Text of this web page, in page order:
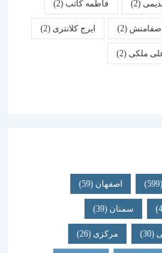
فاطمه کاتب(2)
(2) ایرج کلانتری (2)
(2)
اصفهان (59)
سمنان (39)
مرکزی (26)